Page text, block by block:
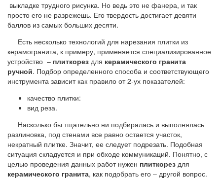
выкладке трудного рисунка. Но ведь это не фанера, и так
просто его не разрежешь. Его твердость достигает девяти
баллов из самых больших десяти.
Есть несколько технологий для нарезания плитки из
керамогранита, к примеру, применяется специализированное
устройство – плиткорез для керамического гранита
ручной. Подбор определенного способа и соответствующего
инструмента зависит как правило от 2-ух показателей:
качество плитки:
вид реза.
Насколько бы тщательно ни подбиралась и выполнялась
разлиновка, под стенами все равно остается участок,
некратный плитке. Значит, ее следует подрезать. Подобная
ситуация складуется и при обходе коммуникаций. Понятно, с
целью проведения данных работ нужен плиткорез для
керамического гранита, как подобрать его – другой вопрос.